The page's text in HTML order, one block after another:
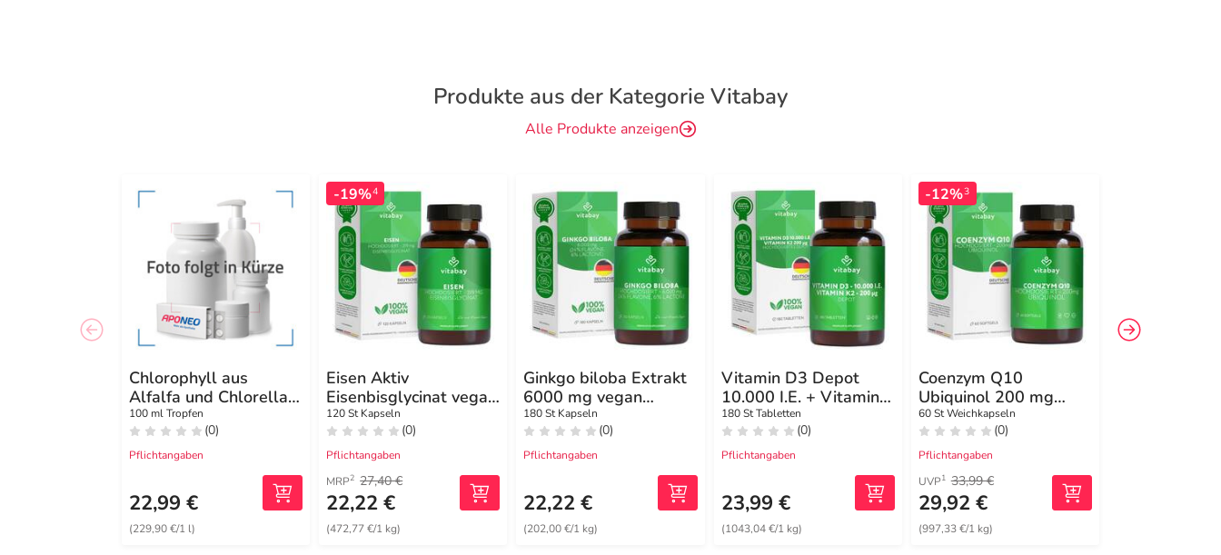
Produkte aus der Kategorie Vitabay
Alle Produkte anzeigen
Chlorophyll aus
Alfalfa und Chlorella
vegan Tropf.
100 ml Tropfen
(0)
Pflichtangaben
22,99 €
(229,90 €/1 l)
-19%4
Eisen Aktiv
Eisenbisglycinat vegan
hochdos.Kapseln
120 St Kapseln
(0)
Pflichtangaben
MRP2 27,40 €
22,22 €
(472,77 €/1 kg)
Ginkgo biloba Extrakt
6000 mg vegan
Kapseln
180 St Kapseln
(0)
Pflichtangaben
22,22 €
(202,00 €/1 kg)
Vitamin D3 Depot
10.000 I.E. + Vitamin
K2 200 µg Tab
180 St Tabletten
(0)
Pflichtangaben
23,99 €
(1043,04 €/1 kg)
-12%3
Coenzym Q10
Ubiquinol 200 mg
hochdosiert
Weichkapseln
60 St Weichkapseln
(0)
Pflichtangaben
UVP1 33,99 €
29,92 €
(997,33 €/1 kg)